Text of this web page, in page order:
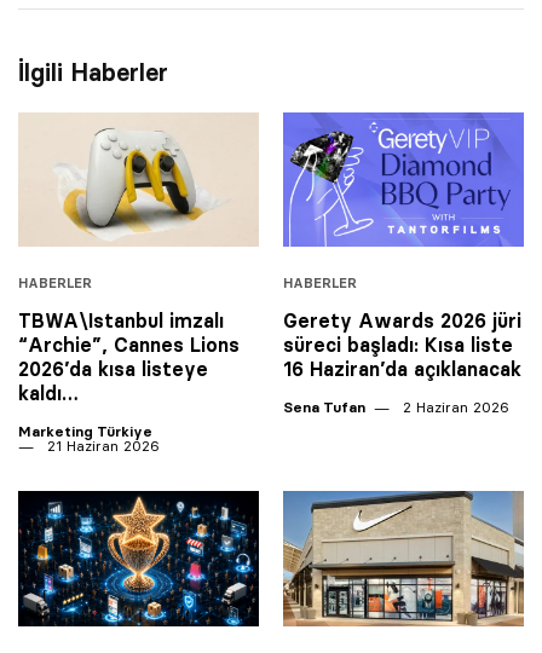
İlgili Haberler
HABERLER
TBWA\Istanbul imzalı
“Archie”, Cannes Lions
2026’da kısa listeye
kaldı…
Marketing Türkiye
21 Haziran 2026
HABERLER
Gerety Awards 2026 jüri
süreci başladı: Kısa liste
16 Haziran’da açıklanacak
Sena Tufan 2 Haziran 2026